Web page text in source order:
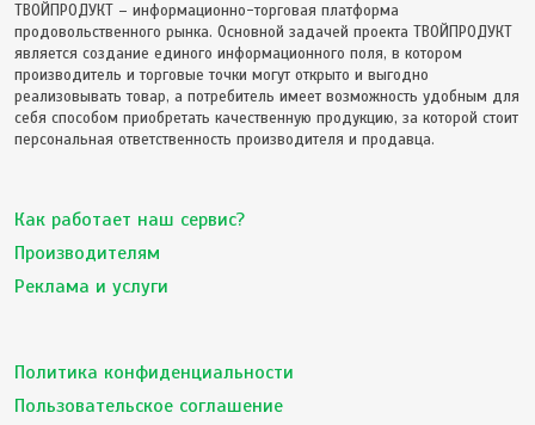
ТВОЙПРОДУКТ – информационно-торговая платформа
продовольственного рынка. Основной задачей проекта ТВОЙПРОДУКТ
является создание единого информационного поля, в котором
производитель и торговые точки могут открыто и выгодно
реализовывать товар, а потребитель имеет возможность удобным для
себя способом приобретать качественную продукцию, за которой стоит
персональная ответственность производителя и продавца.
Как работает наш сервис?
Производителям
Реклама и услуги
Политика конфиденциальности
Пользовательское соглашение